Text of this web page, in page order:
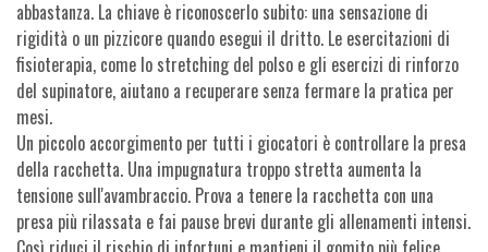
abbastanza. La chiave è riconoscerlo subito: una sensazione di
rigidità o un pizzicore quando esegui il dritto. Le esercitazioni di
fisioterapia, come lo stretching del polso e gli esercizi di rinforzo
del supinatore, aiutano a recuperare senza fermare la pratica per
mesi.
Un piccolo accorgimento per tutti i giocatori è controllare la presa
della racchetta. Una impugnatura troppo stretta aumenta la
tensione sull'avambraccio. Prova a tenere la racchetta con una
presa più rilassata e fai pause brevi durante gli allenamenti intensi.